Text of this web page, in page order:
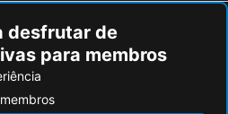
Four Points Flex by Sheraton Bochum
Garner Hotel Oberhausen By Ihg
Super 8 by Wyndham Oberhausen am Centro
desfrutar de
para membros